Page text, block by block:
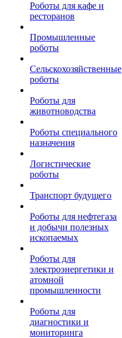
Роботы для кафе и
ресторанов
Промышленные
роботы
Сельскохозяйственные
роботы
Роботы для
животноводства
Роботы специального
назначения
Логистические
роботы
Транспорт будущего
Роботы для нефтегаза
и добычи полезных
ископаемых
Роботы для
электроэнергетики и
атомной
промышленности
Роботы для
диагностики и
мониторинга